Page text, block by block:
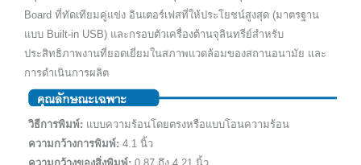
Board ที่ทัดเทียมคู่แข่ง อินเตอร์เฟสที่ให้ประโยชน์สูงสุด (มาตรฐาน
แบบ Built-in USB) และกรอบตัวเครื่องต้านจุลินทรีย์สำหรับ
ประสิทธิภาพงานที่ยอดเยี่ยมในสภาพแวดล้อมของสถานอนามัย และ
การดำเนินการผลิต
วิธีการพิมพ์: แบบความร้อนโดยตรงหรือแบบโอนความร้อน
ความกว้างการพิมพ์: 4.1 นิ้ว